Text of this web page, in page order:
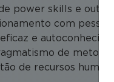
power skills e
com
e
de
de recursos